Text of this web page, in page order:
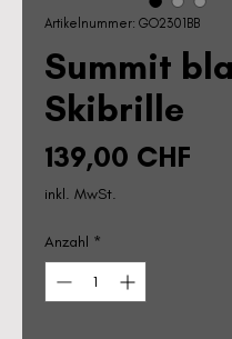
Artikelnummer: GO2301BB
Summit
Skibrille
139,00 CHF
inkl. MwSt.
Anzahl *